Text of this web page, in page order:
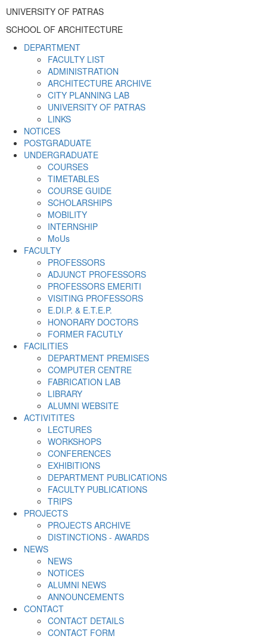
UNIVERSITY OF PATRAS
SCHOOL OF ARCHITECTURE
DEPARTMENT
FACULTY LIST
ADMINISTRATION
ARCHITECTURE ARCHIVE
CITY PLANNING LAB
UNIVERSITY OF PATRAS
LINKS
NOTICES
POSTGRADUATE
UNDERGRADUATE
COURSES
TIMETABLES
COURSE GUIDE
SCHOLARSHIPS
MOBILITY
INTERNSHIP
MoUs
FACULTY
PROFESSORS
ADJUNCT PROFESSORS
PROFESSORS EMERITI
VISITING PROFESSORS
E.DI.P. & E.T.E.P.
HONORARY DOCTORS
FORMER FACUTLY
FACILITIES
DEPARTMENT PREMISES
COMPUTER CENTRE
FABRICATION LAB
LIBRARY
ALUMNI WEBSITE
ACTIVITITES
LECTURES
WORKSHOPS
CONFERENCES
EXHIBITIONS
DEPARTMENT PUBLICATIONS
FACULTY PUBLICATIONS
TRIPS
PROJECTS
PROJECTS ARCHIVE
DISTINCTIONS - AWARDS
NEWS
NEWS
NOTICES
ALUMNI NEWS
ANNOUNCEMENTS
CONTACT
CONTACT DETAILS
CONTACT FORM